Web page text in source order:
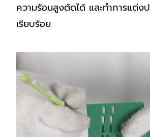
ความร้อนสูงตัดได้ และทำการแต่ง
เรียบร้อย